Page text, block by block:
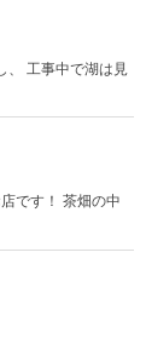
、 工事中で湖は見
です！ 茶畑の中